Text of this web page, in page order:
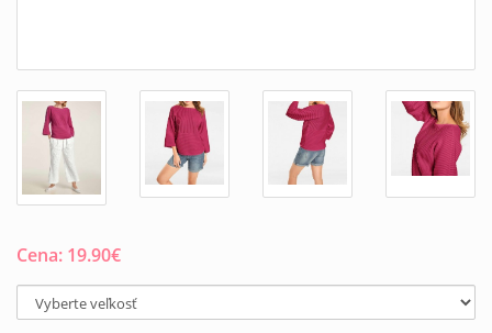
Cena: 19.90€